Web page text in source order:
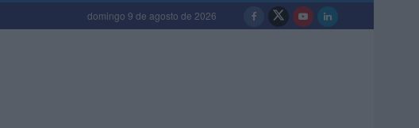
domingo 9 de agosto de 2026